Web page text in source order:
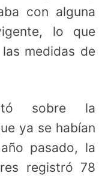
con alguna
lo que
medidas de
sobre la
ya se habían
pasado, la
registró 78